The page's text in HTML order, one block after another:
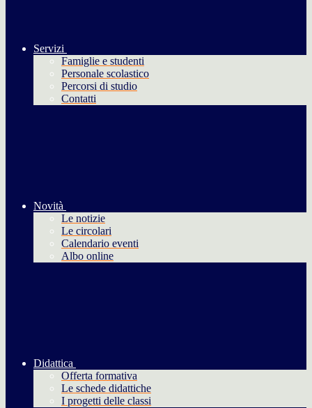
Servizi
Famiglie e studenti
Personale scolastico
Percorsi di studio
Contatti
Novità
Le notizie
Le circolari
Calendario eventi
Albo online
Didattica
Offerta formativa
Le schede didattiche
I progetti delle classi